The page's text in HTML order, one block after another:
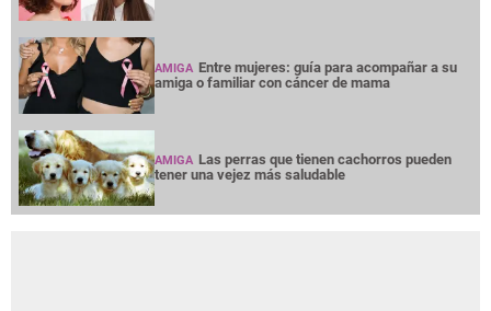
AMIGA Entre mujeres: guía para acompañar a su
amiga o familiar con cáncer de mama
AMIGA Las perras que tienen cachorros pueden
tener una vejez más saludable